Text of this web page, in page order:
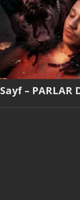
Sayf – PARLAR